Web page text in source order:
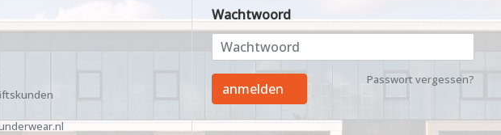
Wachtwoord
Passwort vergessen?
anmelden